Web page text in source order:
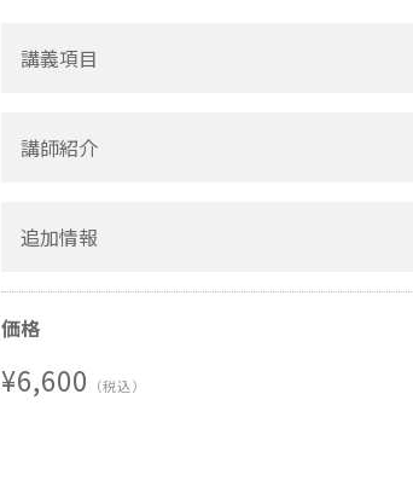
講義項目
４． エクスポージャーと損害データの収集
７． 今後の可能性
８． 質疑応答
講師紹介
PERILS 日本担当シニア・アドバイザー
略 歴
追加情報
価格
¥6,600 （税込）